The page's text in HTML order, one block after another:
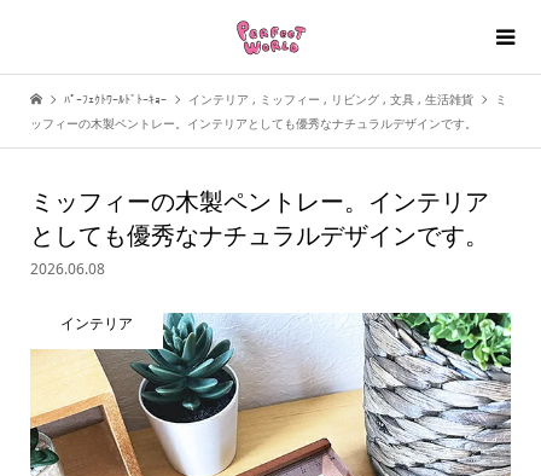
ﾊﾟｰﾌｪｸﾄﾜｰﾙﾄﾞﾄｰｷｮｰ インテリア , ミッフィー , リビング , 文具 , 生活雑貨
ミ
ッフィーの木製ペントレー。インテリアとしても優秀なナチュラルデザインです。
ミッフィーの木製ペントレー。インテリア
としても優秀なナチュラルデザインです。
2026.06.08
インテリア